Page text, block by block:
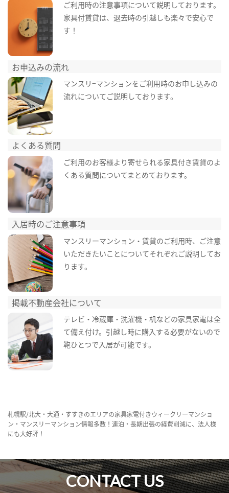
ご利用時の注意事項について説明しております。
家具付賃貸は、退去時の引越しも楽々で安心で
す！
お申込みの流れ
マンスリ−マンションをご利用時のお申し込みの
流れについてご説明しております。
よくある質問
ご利用のお客様より寄せられる家具付き賃貸のよ
くある質問についてまとめております。
入居時のご注意事項
マンスリーマンション・賃貸のご利用時、ご注意
いただきたいことについてそれぞれご説明してお
ります。
掲載不動産会社について
テレビ・冷蔵庫・洗濯機・机などの家具家電は全
て備え付け。引越し時に購入する必要がないので
鞄ひとつで入居が可能です。
札幌駅/北大・大通・すすきのエリアの家具家電付きウィークリーマンショ
ン・マンスリーマンション情報多数！連泊・長期出張の経費削減に、法人様
にも大好評！
CONTACT US